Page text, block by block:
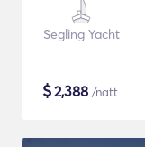
Segling Yacht
$2,388 /natt